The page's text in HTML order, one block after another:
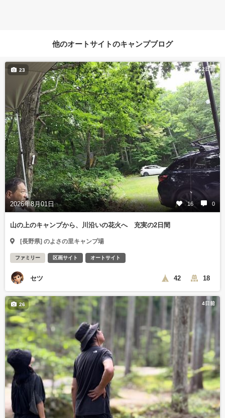
他のオートサイトのキャンプブログ
2日前
2026年8月01日 16 0
23
山の上のキャンプから、川沿いの花火へ 充実の2日間
[長野県] のよさの里キャンプ場
ファミリー 区画サイト オートサイト
セツ 42 18
4日前
26